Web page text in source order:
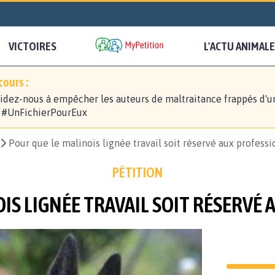
VICTOIRES L'ACTU ANIMALE
:
nous à empêcher les auteurs de maltraitance frappés
Pour que le malinois lignée travail soit réservé aux
PÉTITION
LIGNÉE TRAVAIL SOIT RÉSERVÉ